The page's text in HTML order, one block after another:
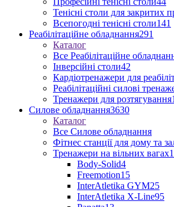
Тенісні столи для закритих
Всепогодні тенісні столи141
Реабілітаційне обладнання291
Каталог
Все Реабілітаційне
Інверсійні столи42
Кардіотренажери для
Реабілітаційні силові
Тренажери для розтягування
Силове обладнання3630
Каталог
Все Силове обладнання
Фітнес станції для дому та
Тренажери на вільних вагах
Body-Solid4
Freemotion15
InterAtletika GYM25
InterAtletika X-Line95